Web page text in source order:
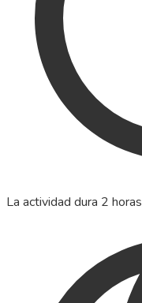
La actividad dura 2 horas